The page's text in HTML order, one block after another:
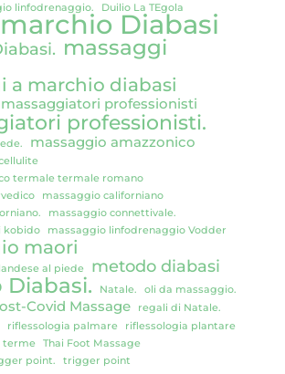
linfodrenaggio.
Duilio La TEgola
marchio Diabasi
massaggi
a marchio diabasi
massaggiatori professionisti
professionisti.
massaggio amazzonico
termale termale romano
massaggio californiano
massaggio connettivale.
kobido
massaggio linfodrenaggio Vodder
maori
al piede metodo diabasi
Natale.
oli da massaggio.
Covid Massage regali di Natale.
riflessologia palmare
riflessologia plantare
terme
Thai Foot Massage
point.
trigger point